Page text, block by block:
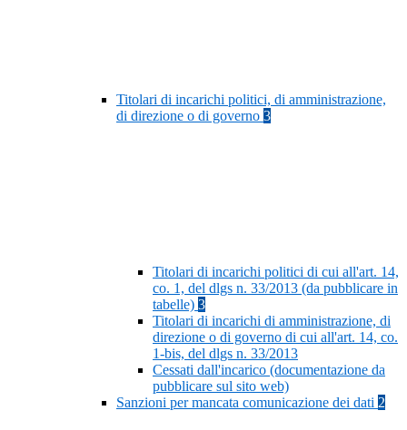
Titolari di incarichi politici, di amministrazione,
di direzione o di governo 3
Titolari di incarichi politici di cui all'art. 14,
co. 1, del dlgs n. 33/2013 (da pubblicare in
tabelle) 3
Titolari di incarichi di amministrazione, di
direzione o di governo di cui all'art. 14, co.
1-bis, del dlgs n. 33/2013
Cessati dall'incarico (documentazione da
pubblicare sul sito web)
Sanzioni per mancata comunicazione dei dati 2